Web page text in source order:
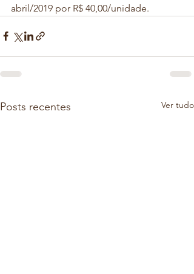
abril/2019 por R$ 40,00/unidade.
Posts recentes Ver tudo